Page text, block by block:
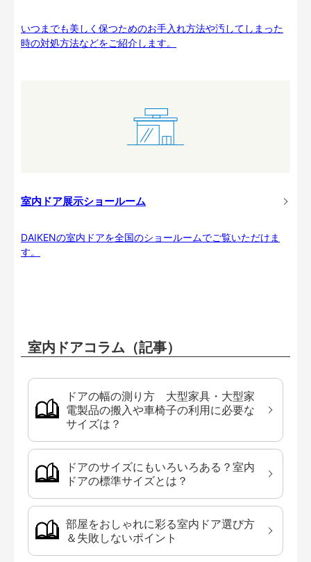
いつまでも美しく保つためのお手入れ方法や汚してしまった
時の対処方法などをご紹介します。
室内ドア展示ショールーム
DAIKENの室内ドアを全国のショールームでご覧いただけま
す。
室内ドアコラム（記事）
ドアの幅の測り方 大型家具・大型家
電製品の搬入や車椅子の利用に必要な
サイズは？
ドアのサイズにもいろいろある？室内
ドアの標準サイズとは？
部屋をおしゃれに彩る室内ドア選び方
＆失敗しないポイント